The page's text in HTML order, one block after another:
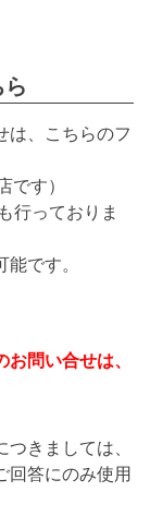
は、こちらのフ
です）
行っておりま
です。
問い合せは、
きましては、
回答にのみ使用